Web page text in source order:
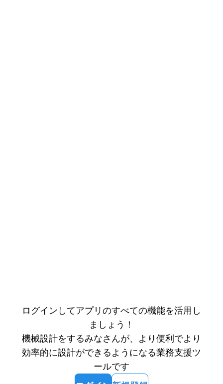
ログインしてアプリのすべての機能を活用し
ましょう！
機械設計をするみなさんが、より便利でより
効率的に設計ができるようになる業務支援ツ
ールです